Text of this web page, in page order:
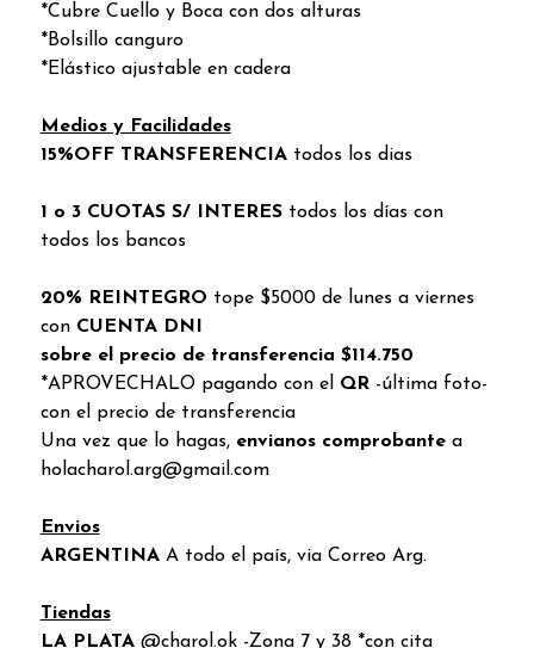
*Cubre Cuello y Boca con dos alturas
*Bolsillo canguro
*Elástico ajustable en cadera
Medios y Facilidades
15%OFF TRANSFERENCIA todos los dias
1 o 3 CUOTAS S/ INTERES todos los días con
todos los bancos
20% REINTEGRO tope $5000 de lunes a viernes
con CUENTA DNI
sobre el precio de transferencia $114.750
*APROVECHALO pagando con el QR-última foto-
con el precio de transferencia
Una vez que lo hagas, envianos comprobantea
holacharol.arg@gmail.com
Envios
ARGENTINAA todo el país, via Correo Arg.
Tiendas
LA PLATA@charol.ok -Zona 7 y 38 *con cita